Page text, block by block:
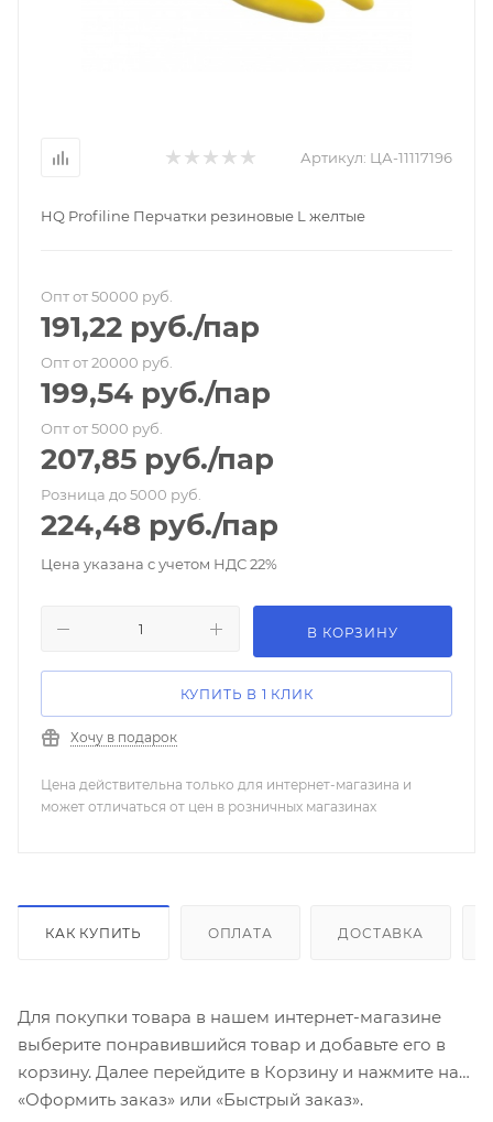
Артикул: ЦА-11117196
HQ Profiline Перчатки резиновые L желтые
Опт от 50000 руб.
191,22 руб./пар
Опт от 20000 руб.
199,54 руб./пар
Опт от 5000 руб.
207,85 руб./пар
Розница до 5000 руб.
224,48 руб./пар
Цена указана с учетом НДС 22%
В КОРЗИНУ
КУПИТЬ В 1 КЛИК
Хочу в подарок
Цена действительна только для интернет-магазина и
может отличаться от цен в розничных магазинах
КАК КУПИТЬ ОПЛАТА ДОСТАВКА
Для покупки товара в нашем интернет-магазине
выберите понравившийся товар и добавьте его в
корзину. Далее перейдите в Корзину и нажмите на
«Оформить заказ» или «Быстрый заказ».